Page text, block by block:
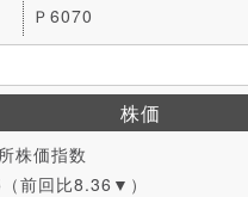
Ｐ6070
株価
株価指数
前回比8.36▼）